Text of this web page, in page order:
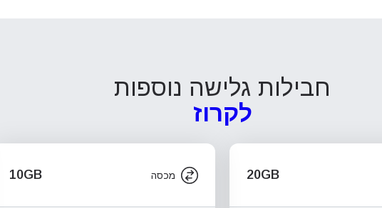
חבילות גלישה נוספות
לקרוז
20GB מכסה 10GB